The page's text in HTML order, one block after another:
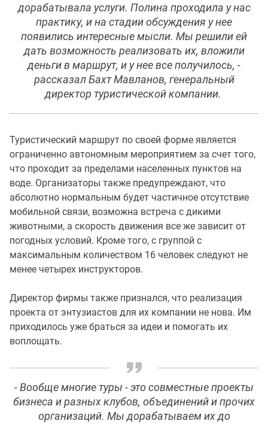
дорабатывала услуги. Полина проходила у нас
практику, и на стадии обсуждения у нее
появились интересные мысли. Мы решили ей
дать возможность реализовать их, вложили
деньги в маршрут, и у нее все получилось, -
рассказал Бахт Мавланов, генеральный
директор туристической компании.
Туристический маршрут по своей форме является
ограниченно автономным мероприятием за счет того,
что проходит за пределами населенных пунктов на
воде. Организаторы также предупреждают, что
абсолютно нормальным будет частичное отсутствие
мобильной связи, возможна встреча с дикими
животными, а скорость движения все же зависит от
погодных условий. Кроме того, с группой с
максимальным количеством 16 человек следуют не
менее четырех инструкторов.
Директор фирмы также признался, что реализация
проекта от энтузиастов для их компании не нова. Им
приходилось уже браться за идеи и помогать их
воплощать.
- Вообще многие туры - это совместные проекты
бизнеса и разных клубов, объединений и прочих
организаций. Мы дорабатываем их до